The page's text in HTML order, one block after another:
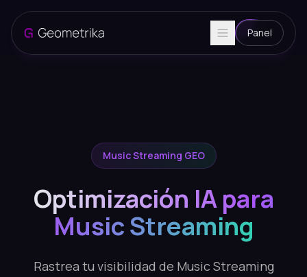
Panel
Music Streaming GEO
Optimización IA para
Music Streaming
Rastrea tu visibilidad de Music Streaming